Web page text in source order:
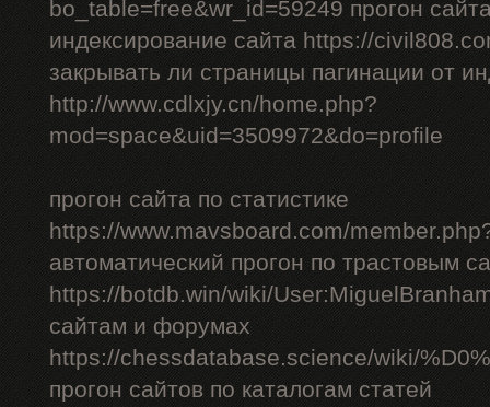
bo_table=free&wr_id=59249 прогон
индексирование сайта https://
закрывать ли страницы пагинации от
http://www.cdlxjy.cn/home.php?
mod=space&uid=3509972&do=profile
прогон сайта по статистике
https://www.mavsboard.com/
автоматический прогон по трастовым
https://botdb.win/wiki/
сайтам и форумах
https://chessdatabase.science/wiki/
прогон сайтов по каталогам статей